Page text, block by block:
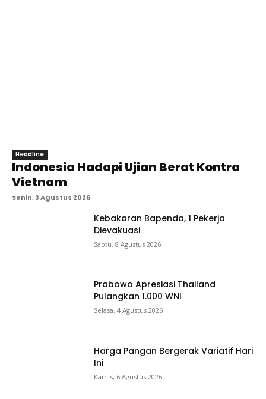
Headline
Indonesia Hadapi Ujian Berat Kontra
Vietnam
Senin, 3 Agustus 2026
Kebakaran Bapenda, 1 Pekerja
Dievakuasi
Sabtu, 8 Agustus 2026
Prabowo Apresiasi Thailand
Pulangkan 1.000 WNI
Selasa, 4 Agustus 2026
Harga Pangan Bergerak Variatif Hari
Ini
Kamis, 6 Agustus 2026